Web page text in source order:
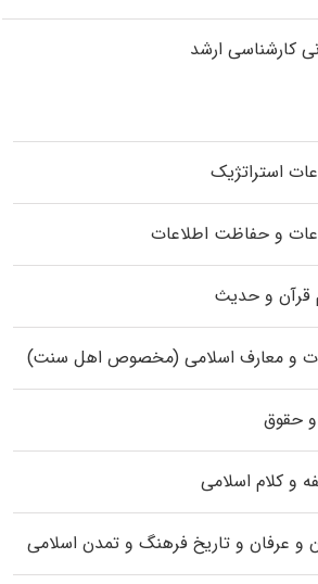
کارشناسی ارشد
استراتژیک
و حفاظت اطلاعات
قرآن و حدیث
و معارف اسلامی (مخصوص اهل سنت)
و حقوق
و کلام اسلامی
و عرفان و تاریخ فرهنگ و تمدن اسلامی